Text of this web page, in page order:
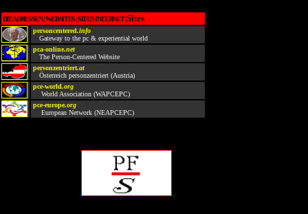
DIE ADRESSENWEBSITES SITES INTERNET Sites
personcentered.info
Gateway to the pc & experiential world
pca-online.net
The Person-Centered Website
personzentriert.at
Österreich personzentriert (Austria)
pce-world.org
World Association (WAPCEPC)
pce-europe.org
European Network (NEAPCEPC)